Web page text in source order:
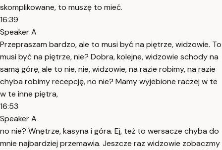
skomplikowane, to muszę to mieć.
16:39
Speaker A
Przepraszam bardzo, ale to musi być na piętrze, widzowie. To
musi być na piętrze, nie? Dobra, kolejne, widzowie schody na
samą górę, ale to nie, nie, widzowie, na razie robimy, na razie
chyba robimy recepcję, no nie? Mamy wyjebione raczej w te
w te inne piętra,
16:53
Speaker A
no nie? Wnętrze, kasyna i góra. Ej, też to wersacze chyba do
mnie najbardziej przemawia. Jeszcze raz widzowie zobaczmy